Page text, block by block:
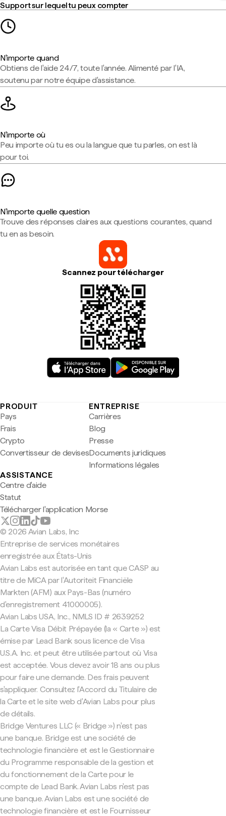
Support sur lequel tu peux compter
N'importe quand
Obtiens de l'aide 24/7, toute l'année. Alimenté par l'IA,
soutenu par notre équipe d'assistance.
N'importe où
Peu importe où tu es ou la langue que tu parles, on est là
pour toi.
N'importe quelle question
Trouve des réponses claires aux questions courantes, quand
tu en as besoin.
Scannez pour télécharger
PRODUIT
Pays
Frais
Crypto
Convertisseur de devises
ENTREPRISE
Carrières
Blog
Presse
Documents juridiques
Informations légales
ASSISTANCE
Centre d'aide
Statut
Télécharger l'application Morse
© 2026 Avian Labs, Inc
Entreprise de services monétaires
enregistrée aux États-Unis
Avian Labs est autorisée en tant que CASP au
titre de MiCA par l'Autoriteit Financiële
Markten (AFM) aux Pays-Bas (numéro
d'enregistrement 41000005).
Avian Labs USA, Inc., NMLS ID # 2639252
La Carte Visa Débit Prépayée (la « Carte ») est
émise par Lead Bank sous licence de Visa
U.S.A. Inc. et peut être utilisée partout où Visa
est acceptée. Vous devez avoir 18 ans ou plus
pour faire une demande. Des frais peuvent
s'appliquer. Consultez l'Accord du Titulaire de
la Carte et le site web d'Avian Labs pour plus
de détails.
Bridge Ventures LLC (« Bridge ») n'est pas
une banque. Bridge est une société de
technologie financière et est le Gestionnaire
du Programme responsable de la gestion et
du fonctionnement de la Carte pour le
compte de Lead Bank. Avian Labs n'est pas
une banque. Avian Labs est une société de
technologie financière et est le Fournisseur